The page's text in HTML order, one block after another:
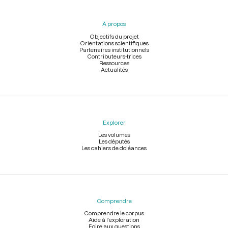
À propos
Objectifs du projet
Orientations scientifiques
Partenaires institutionnels
Contributeurs-trices
Ressources
Actualités
Explorer
Les volumes
Les députés
Les cahiers de doléances
Comprendre
Comprendre le corpus
Aide à l'exploration
Foire aux questions